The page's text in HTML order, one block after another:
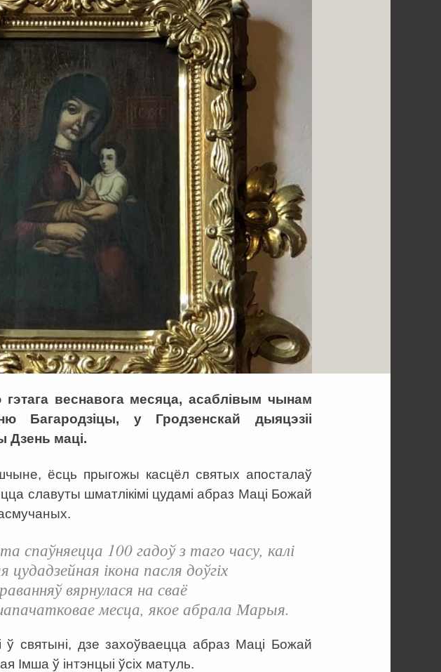
веснавога месяца, асаблівым чынам
Багародзіцы, у Гродзенскай дыяцэзіі
Дзень маці.
ёсць прыгожы касцёл святых апосталаў
славуты шматлікімі цудамі абраз Маці Божай
спаўняецца 100 гадоў з таго часу, калі
цудадзейная ікона пасля доўгіх
вярнулася на сваё
месца, якое абрала Марыя.
святыні, дзе захоўваецца абраз Маці Божай
Імша ў інтэнцыі ўсіх матуль.